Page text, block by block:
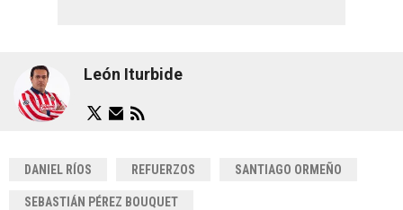
León Iturbide
DANIEL RÍOS REFUERZOS SANTIAGO ORMEÑO
SEBASTIÁN PÉREZ BOUQUET